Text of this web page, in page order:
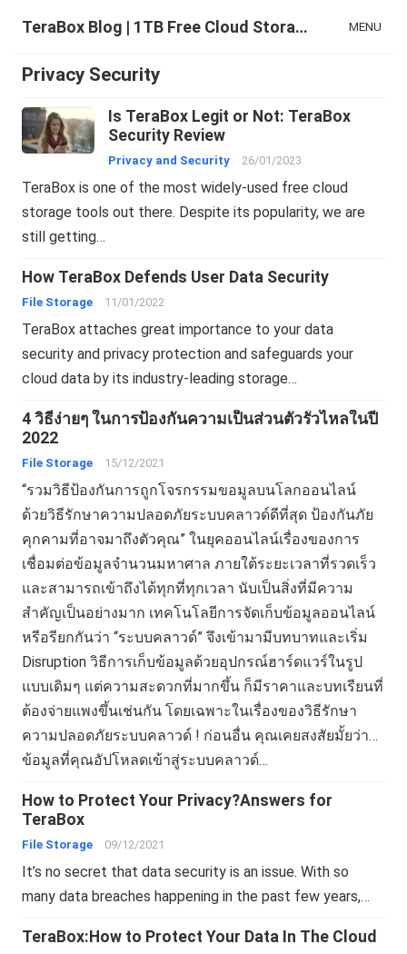
TeraBox Blog | 1TB Free Cloud Storage & All-in-One AI Space MENU
Privacy Security
Is TeraBox Legit or Not: TeraBox
Security Review
Privacy and Security 26/01/2023
TeraBox is one of the most widely-used free cloud
storage tools out there. Despite its popularity, we are
still getting…
How TeraBox Defends User Data Security
File Storage 11/01/2022
TeraBox attaches great importance to your data
security and privacy protection and safeguards your
cloud data by its industry-leading storage…
4 วิธีง่ายๆ ในการป้องกันความเป็นส่วนตัวรั่วไหลในปี
2022
File Storage 15/12/2021
“รวมวิธีป้องกันการถูกโจรกรรมขอมูลบนโลกออนไลน์
ด้วยวิธีรักษาความปลอดภัยระบบคลาวด์ดีที่สุด ป้องกันภัย
คุกคามที่อาจมาถึงตัวคุณ” ในยุคออนไลน์เรื่องของการ
เชื่อมต่อข้อมูลจำนวนมหาศาล ภายใต้ระยะเวลาที่รวดเร็ว
และสามารถเข้าถึงได้ทุกที่ทุกเวลา นับเป็นสิ่งที่มีความ
สำคัญเป็นอย่างมาก เทคโนโลยีการจัดเก็บข้อมูลออนไลน์
หรีอรียกกันว่า “ระบบคลาวด์” จึงเข้ามามีบทบาทและเริ่ม
Disruption วิธีการเก็บข้อมูลด้วยอุปกรณ์ฮาร์ดแวร์ในรูป
แบบเดิมๆ แต่ความสะดวกที่มากขึ้น ก็มีราคาและบทเรียนที่
ต้องจ่ายแพงขึ้นเช่นกัน โดยเฉพาะในเรื่องของวิธีรักษา
ความปลอดภัยระบบคลาวด์ ! ก่อนอื่น คุณเคยสงสัยมั้ยว่า…
ข้อมูลที่คุณอัปโหลดเข้าสู่ระบบคลาวด์…
How to Protect Your Privacy?Answers for
TeraBox
File Storage 09/12/2021
It’s no secret that data security is an issue. With so
many data breaches happening in the past few years,…
TeraBox:How to Protect Your Data In The Cloud